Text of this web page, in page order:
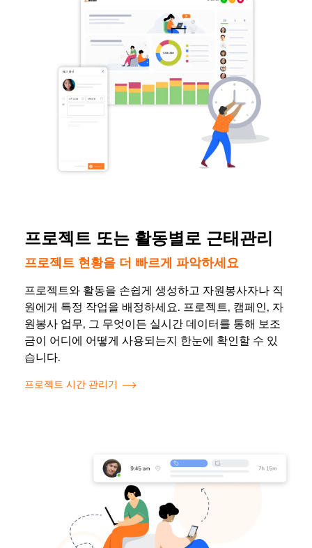
프로젝트 또는 활동별로 근태관리
프로젝트 현황을 더 빠르게 파악하세요
프로젝트와 활동을 손쉽게 생성하고 자원봉사자나 직
원에게 특정 작업을 배정하세요. 프로젝트, 캠페인, 자
원봉사 업무, 그 무엇이든 실시간 데이터를 통해 보조
금이 어디에 어떻게 사용되는지 한눈에 확인할 수 있
습니다.
프로젝트 시간 관리기